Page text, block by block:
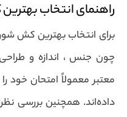
راهنمای انتخاب
برای انتخاب بهترین کش
چون جنس ، اندازه و
معتبر معمولاً امتحان خود
داده‌اند. همچنین بررسی